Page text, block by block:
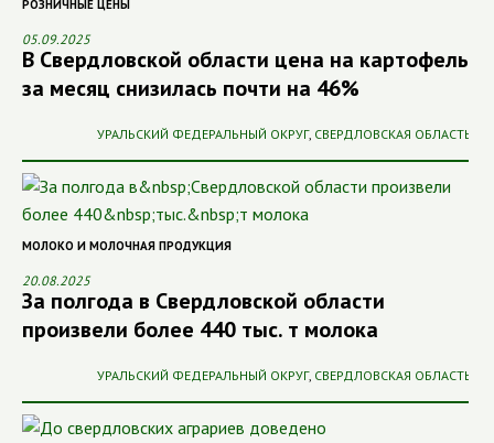
РОЗНИЧНЫЕ ЦЕНЫ
05.09.2025
В Свердловской области цена на картофель
за месяц снизилась почти на 46%
УРАЛЬСКИЙ ФЕДЕРАЛЬНЫЙ ОКРУГ, СВЕРДЛОВСКАЯ ОБЛАСТЬ
МОЛОКО И МОЛОЧНАЯ ПРОДУКЦИЯ
20.08.2025
За полгода в Свердловской области
произвели более 440 тыс. т молока
УРАЛЬСКИЙ ФЕДЕРАЛЬНЫЙ ОКРУГ, СВЕРДЛОВСКАЯ ОБЛАСТЬ